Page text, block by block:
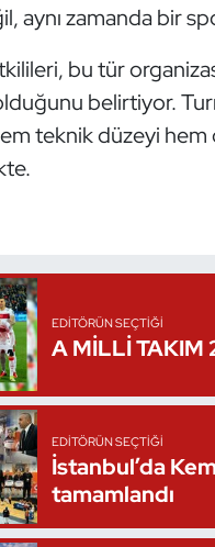
aynı zamanda bir
bu tür
belirtiyor.
teknik düzeyi
EDITÖRÜN SEÇTIĞI
A MİLLİ TAKIM
EDITÖRÜN SEÇTIĞI
İstanbul’da
tamamlandı